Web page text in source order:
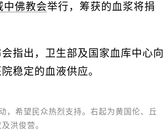
中佛教会举行，筹获的血浆将捐
指出，卫生部及国家血库中心向
稳定的血液供应。
，希望民众热烈支持。右起为黄国伦、丘
洪俊营。